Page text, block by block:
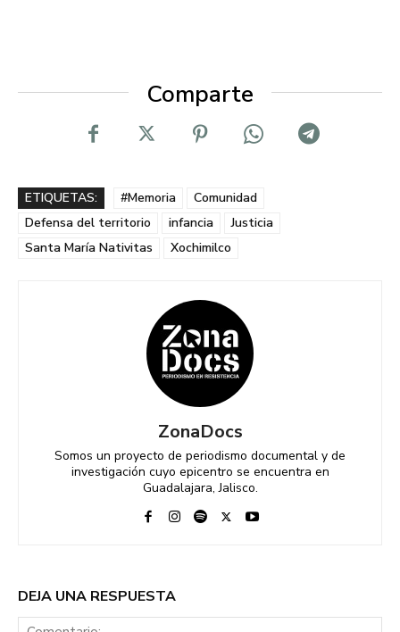
Comparte
ETIQUETAS: #Memoria
Comunidad
Defensa del territorio
infancia
Justicia
Santa María Nativitas
Xochimilco
ZonaDocs
Somos un proyecto de periodismo documental y de
investigación cuyo epicentro se encuentra en
Guadalajara, Jalisco.
DEJA UNA RESPUESTA